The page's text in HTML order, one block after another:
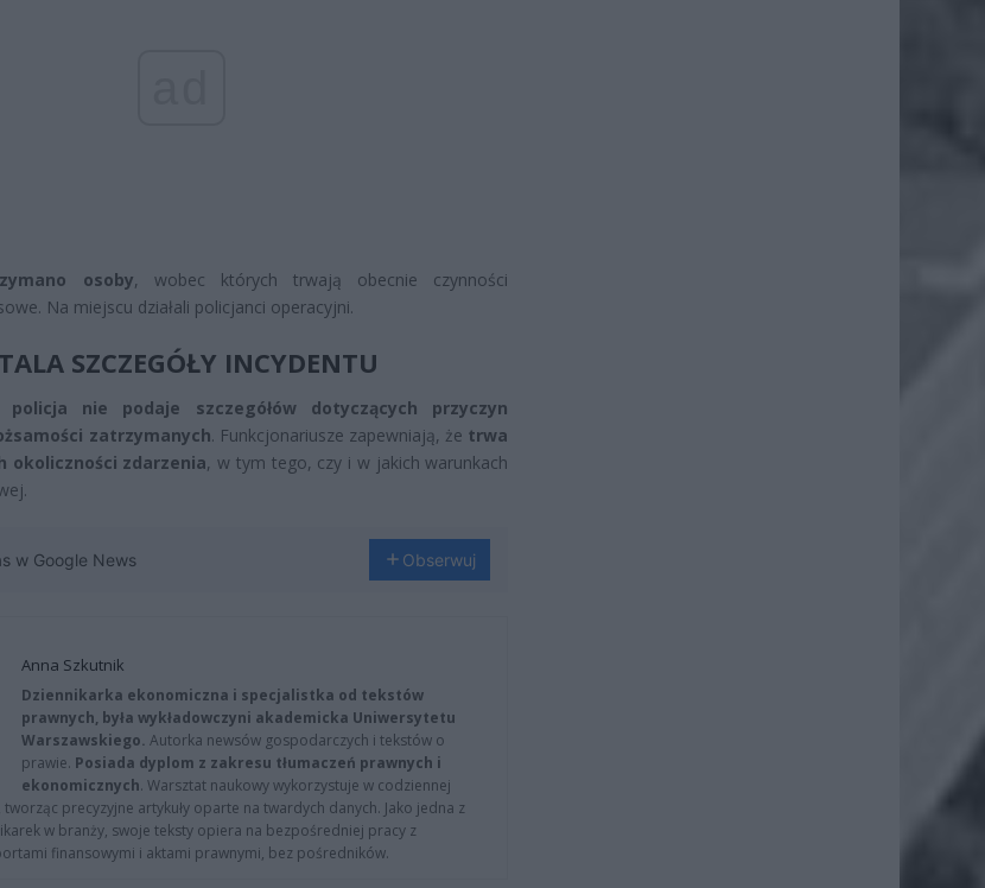
osoby, wobec których trwają obecnie czynności
Na miejscu działali policjanci operacyjni.
SZCZEGÓŁY INCYDENTU
policja nie podaje szczegółów dotyczących przyczyn
zatrzymanych. Funkcjonariusze zapewniają, że trwa
okoliczności zdarzenia, w tym tego, czy i w jakich warunkach
w Google News Obserwuj
Anna Szkutnik
Dziennikarka ekonomiczna i specjalistka od tekstów
prawnych, była wykładowczyni akademicka Uniwersytetu
Warszawskiego. Autorka newsów gospodarczych i tekstów o
prawie. Posiada dyplom z zakresu tłumaczeń prawnych i
ekonomicznych. Warsztat naukowy wykorzystuje w codziennej
precyzyjne artykuły oparte na twardych danych. Jako jedna z
w branży, swoje teksty opiera na bezpośredniej pracy z
finansowymi i aktami prawnymi, bez pośredników.